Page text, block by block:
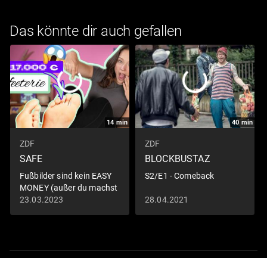
Das könnte dir auch gefallen
14 min
ZDF
SAFE
Fußbilder sind kein EASY
MONEY (außer du machst
es SO)
23.03.2023
40 min
ZDF
BLOCKBUSTAZ
S2/E1 - Comeback
28.04.2021